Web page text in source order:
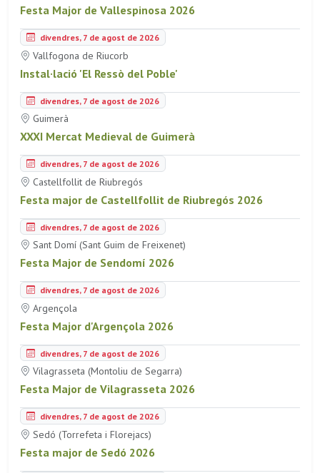
Festa Major de Vallespinosa 2026
divendres, 7 de agost de 2026
Vallfogona de Riucorb
Instal·lació 'El Ressò del Poble'
divendres, 7 de agost de 2026
Guimerà
XXXI Mercat Medieval de Guimerà
divendres, 7 de agost de 2026
Castellfollit de Riubregós
Festa major de Castellfollit de Riubregós 2026
divendres, 7 de agost de 2026
Sant Domí (Sant Guim de Freixenet)
Festa Major de Sendomí 2026
divendres, 7 de agost de 2026
Argençola
Festa Major d'Argençola 2026
divendres, 7 de agost de 2026
Vilagrasseta (Montoliu de Segarra)
Festa Major de Vilagrasseta 2026
divendres, 7 de agost de 2026
Sedó (Torrefeta i Florejacs)
Festa major de Sedó 2026